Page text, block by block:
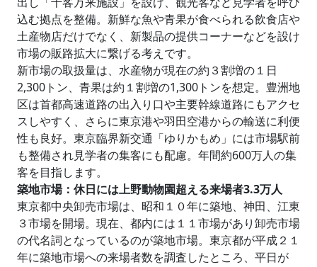
込む拠点を整備。新鮮な魚や青果が食べられる飲食店や
土産物店だけでなく、新製品の提供コーナーなどを設け
市場の販路拡大に繋げる考えです。
新市場の取扱量は、水産物が現在の約３割増の１日
2,300トン、青果は約１割増の1,300トンを想定。豊洲地
区は首都高速道路の出入り口や主要幹線道路にもアクセ
スしやすく、さらに東京港や羽田空港からの輸送に利便
性も良好。東京臨界新交通「ゆりかもめ」には市場駅前
も整備され見学者の集客にも配慮。年間約600万人の集
客を目指します。
築地市場：休日には上野動物園超える来場者3.3万人
東京都中央卸売市場は、昭和１０年に築地、神田、江東
３市場を開場。現在、都内には１１市場があり卸売市場
の代名詞となっているのが築地市場。東京都が平成２１
年に築地市場への来場者数を調査したところ、平日が